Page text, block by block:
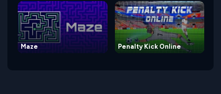
Maze Penalty Kick Online